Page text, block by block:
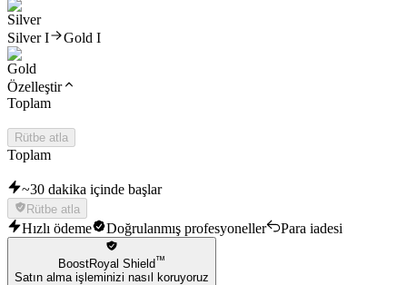
Silver I Gold I
Özelleştir
Toplam
Rütbe atla
Toplam
~30 dakika içinde başlar
Rütbe atla
Hızlı ödeme Doğrulanmış profesyoneller Para iadesi
BoostRoyal Shield™
Satın alma işleminizi nasıl koruyoruz